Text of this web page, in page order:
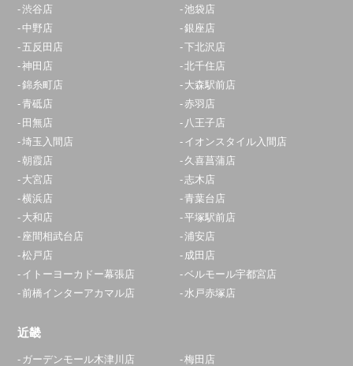
渋谷店
池袋店
中野店
銀座店
五反田店
下北沢店
神田店
北千住店
錦糸町店
大森駅前店
青砥店
赤羽店
田無店
八王子店
埼玉入間店
イオンスタイル入間店
朝霞店
久喜菖蒲店
大宮店
志木店
横浜店
青葉台店
大和店
平塚駅前店
座間相武台店
浦安店
松戸店
成田店
イトーヨーカドー幕張店
ベルモール宇都宮店
前橋インターアカマル店
水戸赤塚店
近畿
ガーデンモール木津川店
梅田店